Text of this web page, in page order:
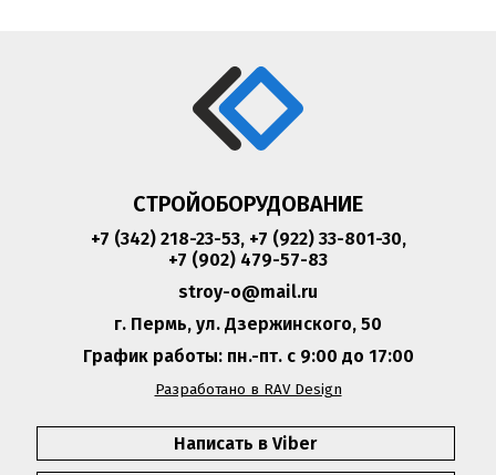
СТРОЙОБОРУДОВАНИЕ
+7 (342) 218-23-53, +7 (922) 33-801-30,
+7 (902) 479-57-83
stroy-o@mail.ru
г. Пермь, ул. Дзержинского, 50
График работы: пн.-пт. с 9:00 до 17:00
Разработано в RAV Design
Написать в Viber